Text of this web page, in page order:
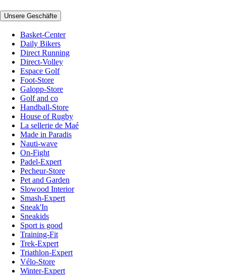
Unsere Geschäfte
Basket-Center
Daily Bikers
Direct Running
Direct-Volley
Espace Golf
Foot-Store
Galopp-Store
Golf and co
Handball-Store
House of Rugby
La sellerie de Maé
Made in Paradis
Nauti-wave
On-Fight
Padel-Expert
Pecheur-Store
Pet and Garden
Slowood Interior
Smash-Expert
Sneak'In
Sneakids
Sport is good
Training-Fit
Trek-Expert
Triathlon-Expert
Vélo-Store
Winter-Expert